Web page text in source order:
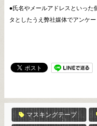
●氏名やメールアドレスといった
タとしたうえ弊社媒体でアンケ
マスキングテープ